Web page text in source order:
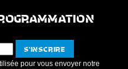
pour vous envoyer notre